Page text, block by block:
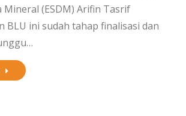
Mineral (ESDM) Arifin Tasrif
BLU ini sudah tahap finalisasi dan